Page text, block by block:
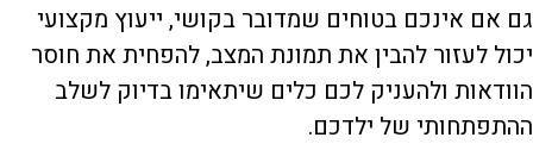
גם אם אינכם בטוחים שמדובר בקושי, ייעוץ מקצועי
יכול לעזור להבין את תמונת המצב, להפחית את חוסר
הוודאות ולהעניק לכם כלים שיתאימו בדיוק לשלב
ההתפתחותי של ילדכם.